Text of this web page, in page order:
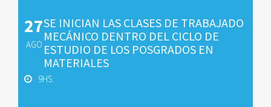
27
AGO
SE INICIAN LAS CLASES DE TRABAJADO
MECÁNICO DENTRO DEL CICLO DE
ESTUDIO DE LOS POSGRADOS EN
MATERIALES
9HS.